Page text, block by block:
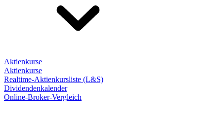
Aktienkurse
Aktienkurse
Realtime-Aktienkursliste (L&S)
Dividendenkalender
Online-Broker-Vergleich